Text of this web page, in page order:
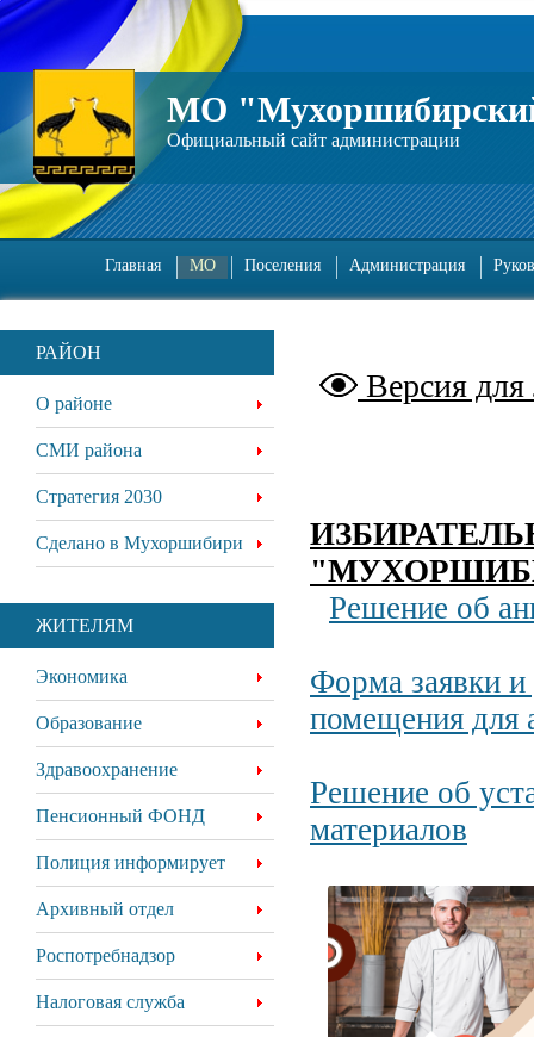
МО
Официальный сайт администрации
Главная МО Поселения Администрация
РАЙОН
О районе
СМИ района
Стратегия 2030
Сделано в Мухоршибири
ЖИТЕЛЯМ
Экономика
Образование
Здравоохранение
Пенсионный ФОНД
Полиция информирует
Архивный отдел
Роспотребнадзор
Налоговая служба
Версия
Решение об
Форма заявки и
помещения для
Решение об
материалов